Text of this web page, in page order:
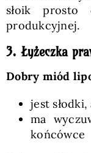
słoik
produkcyjnej.
3. Łyżeczka
Dobry miód
jest
ma
końcówce